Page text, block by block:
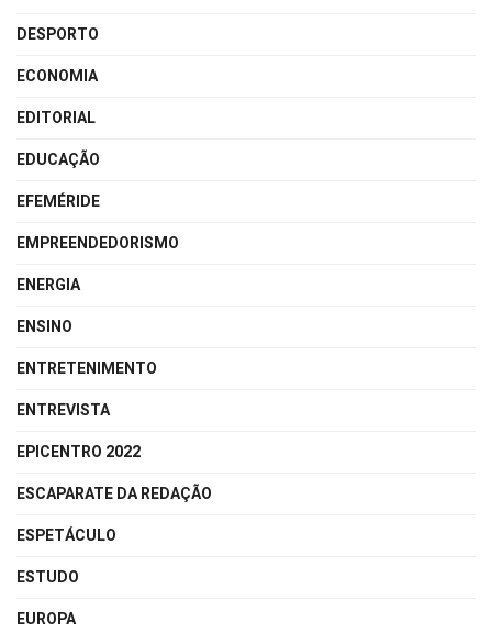
DESPORTO
ECONOMIA
EDITORIAL
EDUCAÇÃO
EFEMÉRIDE
EMPREENDEDORISMO
ENERGIA
ENSINO
ENTRETENIMENTO
ENTREVISTA
EPICENTRO 2022
ESCAPARATE DA REDAÇÃO
ESPETÁCULO
ESTUDO
EUROPA